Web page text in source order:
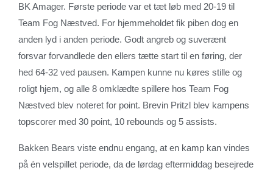
BK Amager. Første periode var et tæt løb med 20-19 til
Team Fog Næstved. For hjemmeholdet fik piben dog en
anden lyd i anden periode. Godt angreb og suverænt
forsvar forvandlede den ellers tætte start til en føring, der
hed 64-32 ved pausen. Kampen kunne nu køres stille og
roligt hjem, og alle 8 omklædte spillere hos Team Fog
Næstved blev noteret for point. Brevin Pritzl blev kampens
topscorer med 30 point, 10 rebounds og 5 assists.
Bakken Bears viste endnu engang, at en kamp kan vindes
på én velspillet periode, da de lørdag eftermiddag besejrede